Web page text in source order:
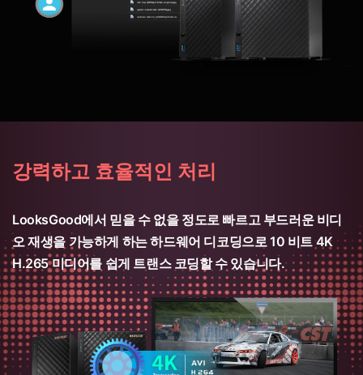
강력하고 효율적인 처리
LooksGood에서 믿을 수 없을 정도로 빠르고 부드러운 비디
오 재생을 가능하게 하는 하드웨어 디코딩으로 10 비트 4K
H.265 미디어를 쉽게 트랜스 코딩할 수 있습니다.